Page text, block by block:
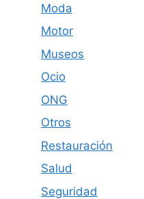
Moda
Motor
Museos
Ocio
ONG
Otros
Restauración
Salud
Seguridad